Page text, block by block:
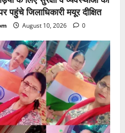
जिलाधिकारी मयूर दीक्षित
August 10, 2026 0